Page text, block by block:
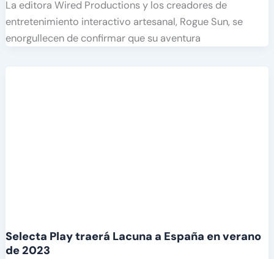
La editora Wired Productions y los creadores de
entretenimiento interactivo artesanal, Rogue Sun, se
enorgullecen de confirmar que su aventura
Selecta Play traerá Lacuna a España en verano
de 2023